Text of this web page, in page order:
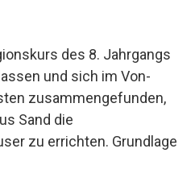
des 8. Jahrgangs
und sich im Von-
zusammengefunden,
Sand die
zu errichten. Grundlage